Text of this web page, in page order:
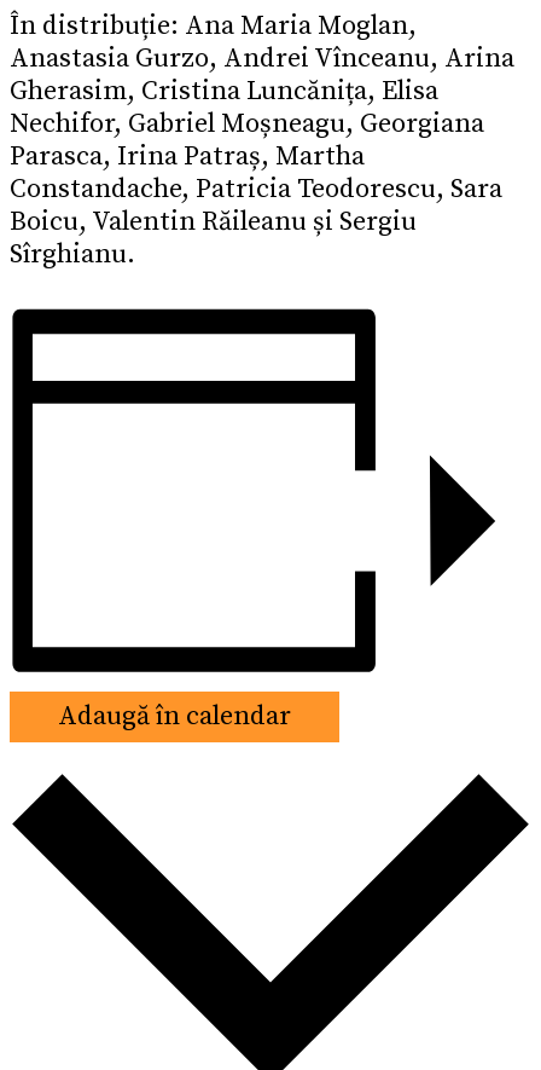
În distribuție: Ana Maria Moglan,
Anastasia Gurzo, Andrei Vînceanu, Arina
Gherasim, Cristina Luncănița, Elisa
Nechifor, Gabriel Moșneagu, Georgiana
Parasca, Irina Patraș, Martha
Constandache, Patricia Teodorescu, Sara
Boicu, Valentin Răileanu și Sergiu
Sîrghianu.
Adaugă în calendar